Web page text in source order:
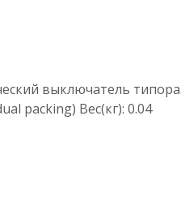
выключатель
packing) Вес(кг): 0.04